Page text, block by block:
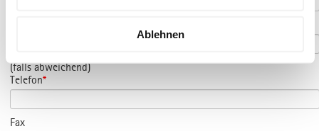
Ablehnen
(falls abweichend)
Telefon*
Fax